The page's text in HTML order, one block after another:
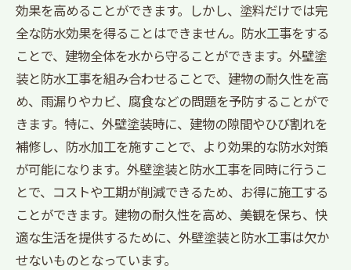
効果を高めることができます。しかし、塗料だけでは完
全な防水効果を得ることはできません。防水工事をする
ことで、建物全体を水から守ることができます。外壁塗
装と防水工事を組み合わせることで、建物の耐久性を高
め、雨漏りやカビ、腐食などの問題を予防することがで
きます。特に、外壁塗装時に、建物の隙間やひび割れを
補修し、防水加工を施すことで、より効果的な防水対策
が可能になります。外壁塗装と防水工事を同時に行うこ
とで、コストや工期が削減できるため、お得に施工する
ことができます。建物の耐久性を高め、美観を保ち、快
適な生活を提供するために、外壁塗装と防水工事は欠か
せないものとなっています。